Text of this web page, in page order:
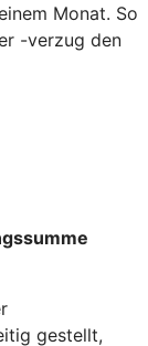
Monat. So
-verzug den
gestellt,